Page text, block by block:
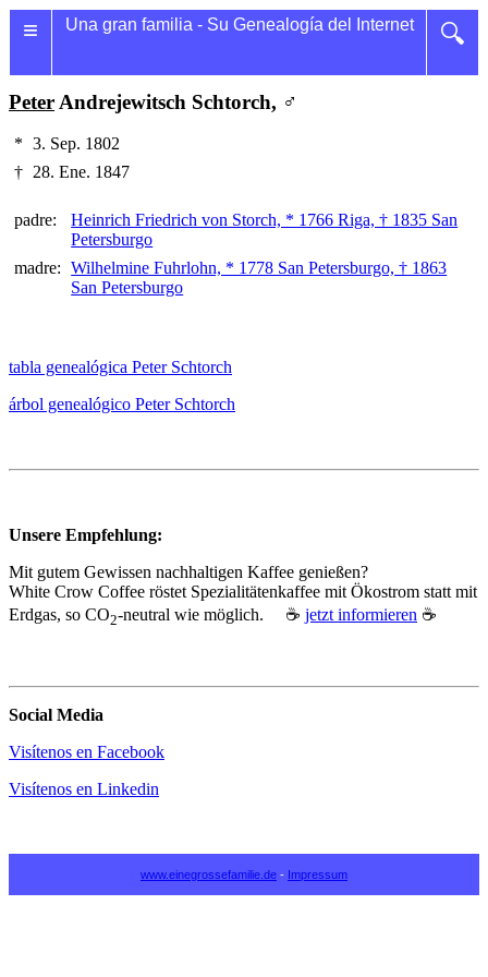
≡ 🔍
Una gran familia - Su Genealogía del Internet
Peter Andrejewitsch Schtorch, ♂
* 3. Sep. 1802
† 28. Ene. 1847
padre:
Heinrich Friedrich von Storch, * 1766 Riga, † 1835 San
Petersburgo
madre: Wilhelmine Fuhrlohn, * 1778 San Petersburgo, † 1863
San Petersburgo
tabla genealógica Peter Schtorch
árbol genealógico Peter Schtorch
Unsere Empfehlung:
Mit gutem Gewissen nachhaltigen Kaffee genießen?
White Crow Coffee röstet Spezialitätenkaffee mit Ökostrom statt mit
Erdgas, so CO2‑neutral wie möglich. ☕ jetzt informieren ☕
Social Media
Visítenos en Facebook
Visítenos en Linkedin
www.einegrossefamilie.de - Impressum